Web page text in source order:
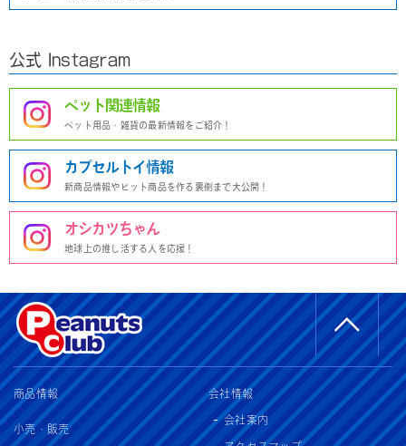
公式 Instagram
ペット関連情報
ペット用品・雑貨の最新情報をご紹介！
カプセルトイ情報
新商品情報やヒット商品を作る裏側まで大公開！
オシカツちゃん
地球上の推し活する人を応援！
商品情報
小売・販売
会社情報
会社案内